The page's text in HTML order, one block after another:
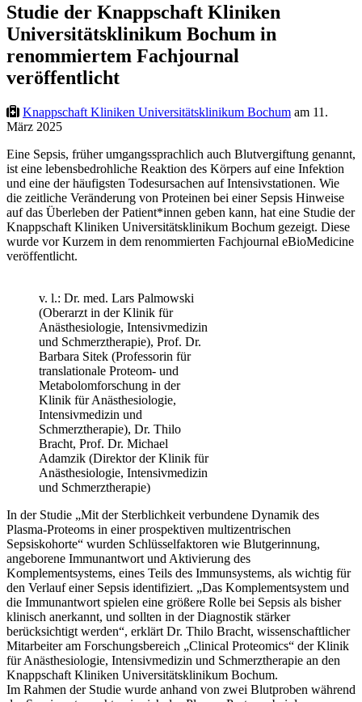
Studie der Knappschaft Kliniken
Universitätsklinikum Bochum in
renommiertem Fachjournal
veröffentlicht
Knappschaft Kliniken Universitätsklinikum Bochum am 11.
März 2025
Eine Sepsis, früher umgangssprachlich auch Blutvergiftung genannt,
ist eine lebensbedrohliche Reaktion des Körpers auf eine Infektion
und eine der häufigsten Todesursachen auf Intensivstationen. Wie
die zeitliche Veränderung von Proteinen bei einer Sepsis Hinweise
auf das Überleben der Patient*innen geben kann, hat eine Studie der
Knappschaft Kliniken Universitätsklinikum Bochum gezeigt. Diese
wurde vor Kurzem in dem renommierten Fachjournal eBioMedicine
veröffentlicht.
v. l.: Dr. med. Lars Palmowski
(Oberarzt in der Klinik für
Anästhesiologie, Intensivmedizin
und Schmerztherapie), Prof. Dr.
Barbara Sitek (Professorin für
translationale Proteom- und
Metabolomforschung in der
Klinik für Anästhesiologie,
Intensivmedizin und
Schmerztherapie), Dr. Thilo
Bracht, Prof. Dr. Michael
Adamzik (Direktor der Klinik für
Anästhesiologie, Intensivmedizin
und Schmerztherapie)
In der Studie „Mit der Sterblichkeit verbundene Dynamik des
Plasma-Proteoms in einer prospektiven multizentrischen
Sepsiskohorte“ wurden Schlüsselfaktoren wie Blutgerinnung,
angeborene Immunantwort und Aktivierung des
Komplementsystems, eines Teils des Immunsystems, als wichtig für
den Verlauf einer Sepsis identifiziert. „Das Komplementsystem und
die Immunantwort spielen eine größere Rolle bei Sepsis als bisher
klinisch anerkannt, und sollten in der Diagnostik stärker
berücksichtigt werden“, erklärt Dr. Thilo Bracht, wissenschaftlicher
Mitarbeiter am Forschungsbereich „Clinical Proteomics“ der Klinik
für Anästhesiologie, Intensivmedizin und Schmerztherapie an den
Knappschaft Kliniken Universitätsklinikum Bochum.
Im Rahmen der Studie wurde anhand von zwei Blutproben während